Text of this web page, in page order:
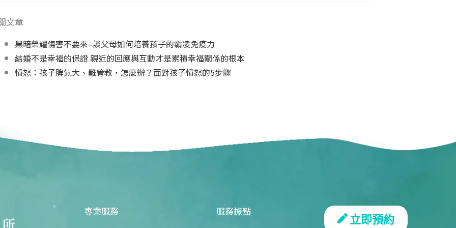
文章
黑暗榮耀傷害不要來–談父母如何培養孩子的霸凌免疫力
結婚不是幸福的保證 親近的回應與互動才是累積幸福關係的根本
憤怒：孩子脾氣大、難管教，怎麼辦？面對孩子憤怒的5步驟
專業服務 服務據點
立即預約